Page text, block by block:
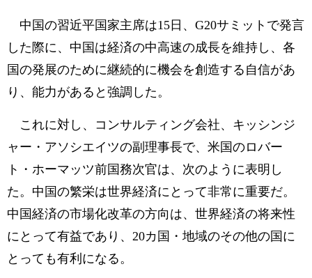
中国の習近平国家主席は15日、G20サミットで発言
した際に、中国は経済の中高速の成長を維持し、各
国の発展のために継続的に機会を創造する自信があ
り、能力があると強調した。
これに対し、コンサルティング会社、キッシンジ
ャー・アソシエイツの副理事長で、米国のロバー
ト・ホーマッツ前国務次官は、次のように表明し
た。中国の繁栄は世界経済にとって非常に重要だ。
中国経済の市場化改革の方向は、世界経済の将来性
にとって有益であり、20カ国・地域のその他の国に
とっても有利になる。